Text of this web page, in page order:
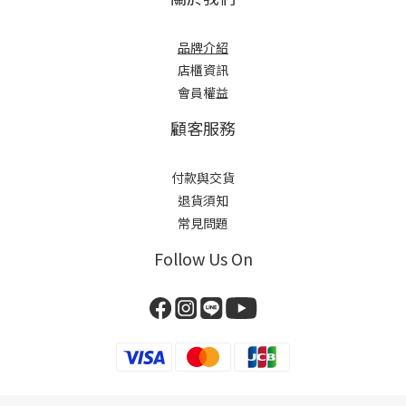
品牌介紹
店櫃資訊
會員權益
顧客服務
付款與交貨
退貨須知
常見問題
Follow Us On